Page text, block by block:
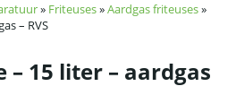
» Friteuses»Aardgas friteuses»
– RVS
– 15 liter – aardgas